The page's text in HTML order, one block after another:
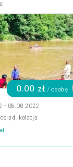
0.00 zł / osobę
- 08.08.2022
kolacja